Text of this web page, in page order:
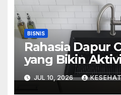
BISNIS
Rahasia Dapur
yang Bikin
Menyenangkan
JUL 10, 2026